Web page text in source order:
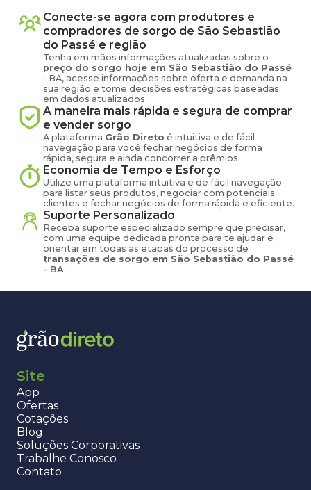
Conecte-se agora com produtores e
compradores de sorgo de São Sebastião
do Passé e região
Tenha em mãos informações atualizadas sobre o
preço do sorgo hoje em São Sebastião do Passé
- BA, acesse informações sobre oferta e demanda na
sua região e tome decisões estratégicas baseadas
em dados atualizados.
A maneira mais rápida e segura de comprar
e vender sorgo
A plataforma Grão Direto é intuitiva e de fácil
navegação para você fechar negócios de forma
rápida, segura e ainda concorrer a prêmios.
Economia de Tempo e Esforço
Utilize uma plataforma intuitiva e de fácil navegação
para listar seus produtos, negociar com potenciais
clientes e fechar negócios de forma rápida e eficiente.
Suporte Personalizado
Receba suporte especializado sempre que precisar,
com uma equipe dedicada pronta para te ajudar e
orientar em todas as etapas do processo de
transações de sorgo em São Sebastião do Passé
- BA.
Site
App
Ofertas
Cotações
Blog
Soluções Corporativas
Trabalhe Conosco
Contato